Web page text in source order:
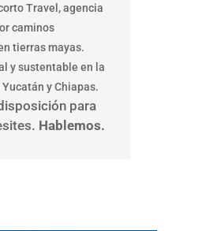
Travel, agencia
caminos
tierras mayas.
y sustentable en la
y Chiapas.
para
Hablemos.